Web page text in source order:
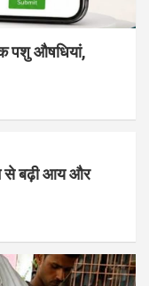
पशु औषधियां,
से बढ़ी आय और